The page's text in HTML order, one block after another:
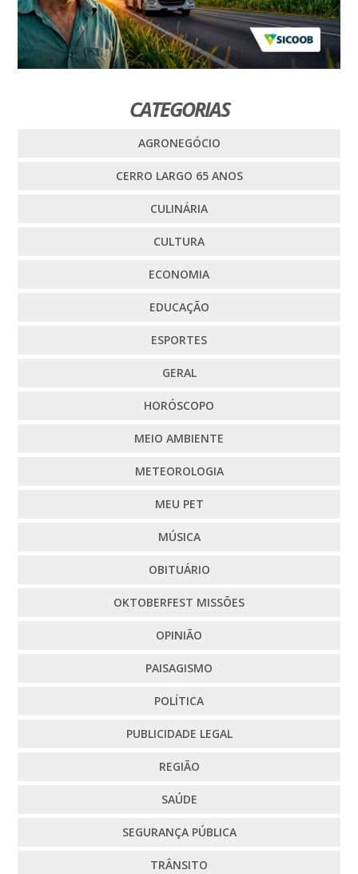
CATEGORIAS
AGRONEGÓCIO
CERRO LARGO 65 ANOS
CULINÁRIA
CULTURA
ECONOMIA
EDUCAÇÃO
ESPORTES
GERAL
HORÓSCOPO
MEIO AMBIENTE
METEOROLOGIA
MEU PET
MÚSICA
OBITUÁRIO
OKTOBERFEST MISSÕES
OPINIÃO
PAISAGISMO
POLÍTICA
PUBLICIDADE LEGAL
REGIÃO
SAÚDE
SEGURANÇA PÚBLICA
TRÂNSITO